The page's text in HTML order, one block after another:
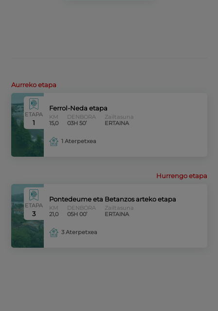
Aurreko etapa
ETAPA
1
Ferrol-Neda etapa
KM
15,0
DENBORA
03H 50’
Zailtasuna
ERTAINA
1 Aterpetxea
Hurrengo etapa
ETAPA
3
Pontedeume eta Betanzos arteko etapa
KM
21,0
DENBORA
05H 00’
Zailtasuna
ERTAINA
3 Aterpetxea